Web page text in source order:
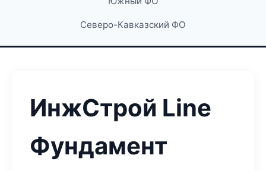
Северо-Кавказский ФО
ИнжСтрой Line
Фундамент